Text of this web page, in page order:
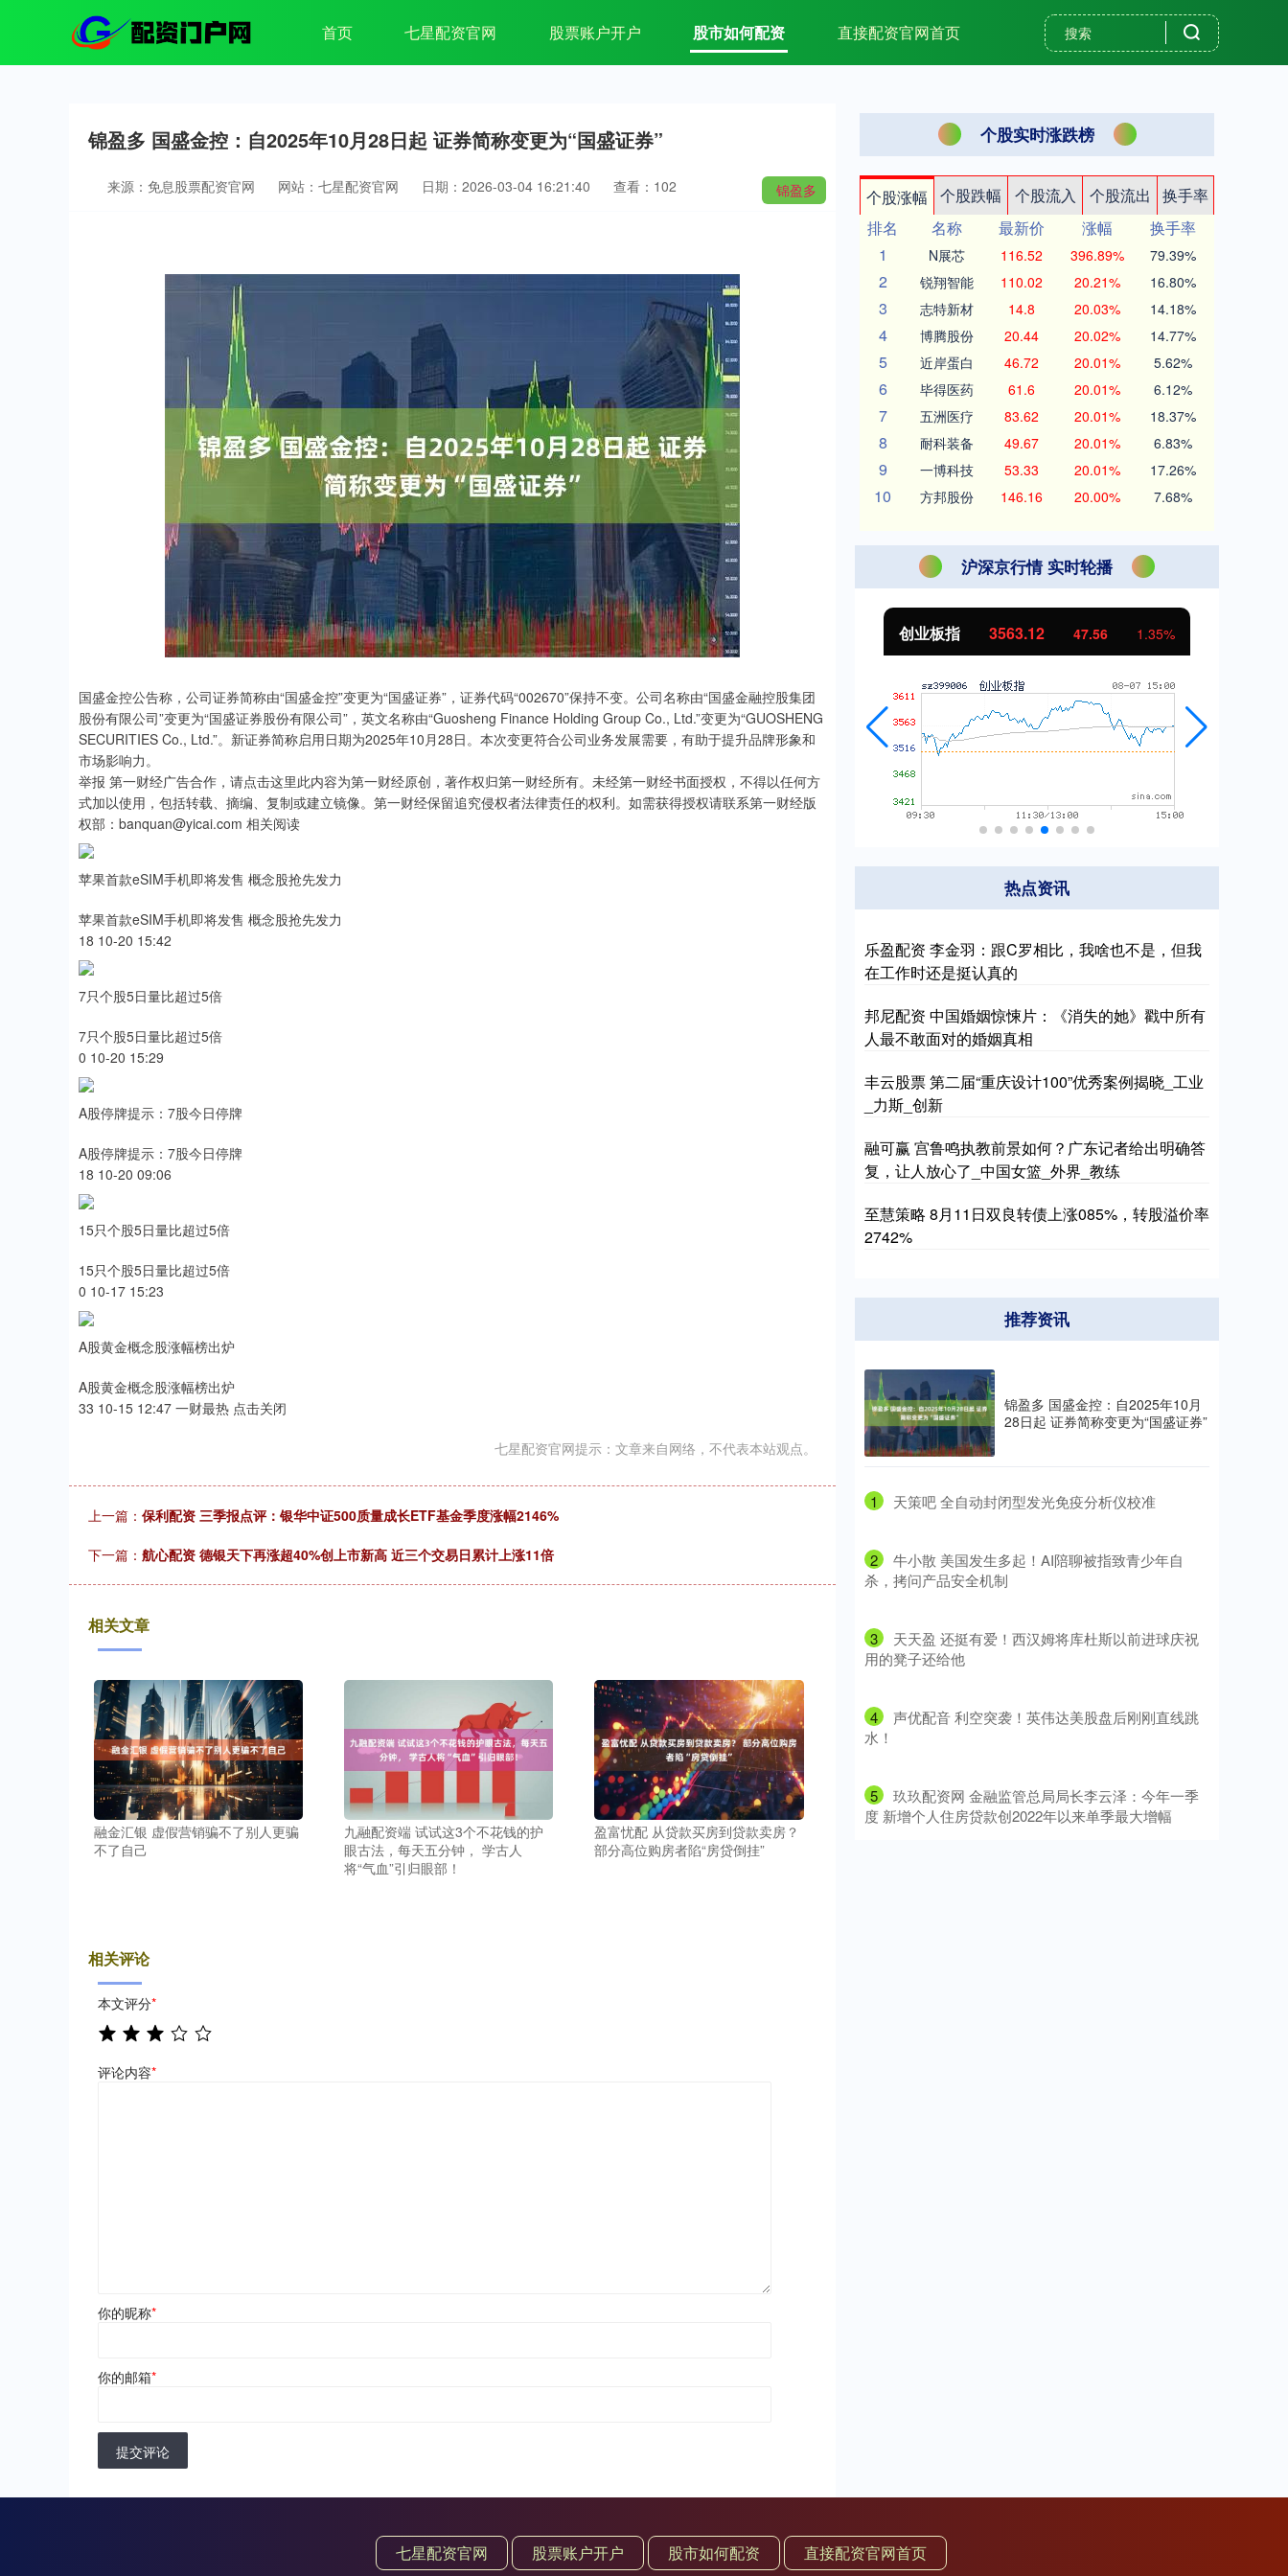
首页 七星配资官网 股票账户开户 股市如何配资 直接配资官网首页
锦盈多 国盛金控：自2025年10月28日起 证券简称变更为“国盛证券”
锦盈多
来源：免息股票配资官网 网站：七星配资官网 日期：2026-03-04 16:21:40 查看：102
国盛金控公告称，公司证券简称由“国盛金控”变更为“国盛证券”，证券代码“002670”保持不变。公司名称由“国盛金融控股集团
股份有限公司”变更为“国盛证券股份有限公司”，英文名称由“Guosheng Finance Holding Group Co., Ltd.”变更为“GUOSHENG
SECURITIES Co., Ltd.”。新证券简称启用日期为2025年10月28日。本次变更符合公司业务发展需要，有助于提升品牌形象和
市场影响力。
举报 第一财经广告合作，请点击这里此内容为第一财经原创，著作权归第一财经所有。未经第一财经书面授权，不得以任何方
式加以使用，包括转载、摘编、复制或建立镜像。第一财经保留追究侵权者法律责任的权利。如需获得授权请联系第一财经版
权部：banquan@yicai.com 相关阅读
苹果首款eSIM手机即将发售 概念股抢先发力
苹果首款eSIM手机即将发售 概念股抢先发力
18 10-20 15:42
7只个股5日量比超过5倍
7只个股5日量比超过5倍
0 10-20 15:29
A股停牌提示：7股今日停牌
A股停牌提示：7股今日停牌
18 10-20 09:06
15只个股5日量比超过5倍
15只个股5日量比超过5倍
0 10-17 15:23
A股黄金概念股涨幅榜出炉
A股黄金概念股涨幅榜出炉
33 10-15 12:47 一财最热 点击关闭
七星配资官网提示：文章来自网络，不代表本站观点。
上一篇： 保利配资 三季报点评：银华中证500质量成长ETF基金季度涨幅2146%
下一篇： 航心配资 德银天下再涨超40%创上市新高 近三个交易日累计上涨11倍
相关文章
融金汇银 虚假营销骗不了别人更骗
不了自己
九融配资端 试试这3个不花钱的护
眼古法，每天五分钟， 学古人
将“气血”引归眼部！
盈富忧配 从贷款买房到贷款卖房？
部分高位购房者陷“房贷倒挂”
相关评论
本文评分*
评论内容*
你的昵称*
你的邮箱*
提交评论
个股实时涨跌榜
个股涨幅 个股跌幅 个股流入 个股流出
换手率
排名
名称 最新价 涨幅
换手率
1
N展芯 116.52 396.89% 79.39%
2 锐翔智能 110.02 20.21% 16.80%
3 志特新材 14.8 20.03% 14.18%
4 博腾股份 20.44 20.02% 14.77%
5 近岸蛋白 46.72 20.01% 5.62%
6 毕得医药 61.6 20.01% 6.12%
7 五洲医疗 83.62 20.01% 18.37%
8 耐科装备 49.67 20.01% 6.83%
9 一博科技 53.33 20.01% 17.26%
10 方邦股份 146.16 20.00% 7.68%
沪深京行情 实时轮播
沪深300 4694.44 43.13 0.93% 北证50 1134.24 11.37 创业板指 3563.12 47.56 1.35%
热点资讯
乐盈配资 李金羽：跟C罗相比，我啥也不是，但我
在工作时还是挺认真的
邦尼配资 中国婚姻惊悚片：《消失的她》戳中所有
人最不敢面对的婚姻真相
丰云股票 第二届“重庆设计100”优秀案例揭晓_工业
_力斯_创新
融可赢 宫鲁鸣执教前景如何？广东记者给出明确答
复，让人放心了_中国女篮_外界_教练
至慧策略 8月11日双良转债上涨085%，转股溢价率
2742%
推荐资讯
锦盈多 国盛金控：自2025年10月
28日起 证券简称变更为“国盛证券”
1 ​天策吧 全自动封闭型发光免疫分析仪校准
2
​牛小散 美国发生多起！AI陪聊被指致青少年自
杀，拷问产品安全机制
3
​天天盈 还挺有爱！西汉姆将库杜斯以前进球庆祝
用的凳子还给他
4
​声优配音 利空突袭！英伟达美股盘后刚刚直线跳
水！
5
​玖玖配资网 金融监管总局局长李云泽：今年一季
度 新增个人住房贷款创2022年以来单季最大增幅
七星配资官网 股票账户开户 股市如何配资 直接配资官网首页